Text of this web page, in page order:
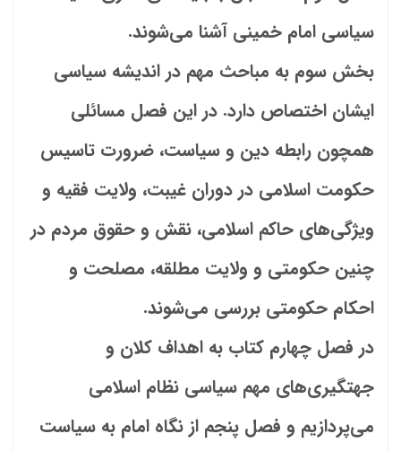
سیاسی امام خمینی آشنا می‌شوند.
بخش سوم به مباحث مهم در اندیشه سیاسی
ایشان اختصاص دارد. در این فصل مسائلی
همچون رابطه دین و سیاست، ضرورت تاسیس
حکومت اسلامی در دوران غیبت، ولایت فقیه و
ویژگی‌های حاکم اسلامی، نقش و حقوق مردم در
چنین حکومتی و ولایت مطلقه، مصلحت و
احکام حکومتی بررسی می‌شوند.
در فصل چهارم کتاب به اهداف کلان و
جهتگیری‌های مهم سیاسی نظام اسلامی
می‌پردازیم و فصل پنجم از نگاه امام به سیاست